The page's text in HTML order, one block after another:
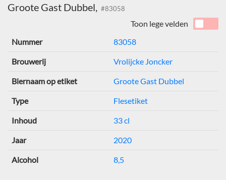
Groote Gast Dubbel, #83058
Toon lege velden
Nummer
83058
Brouwerij Vrolijcke Joncker
Biernaam op etiket Groote Gast Dubbel
Type Flesetiket
Inhoud 33 cl
Jaar 2020
Alcohol 8,5